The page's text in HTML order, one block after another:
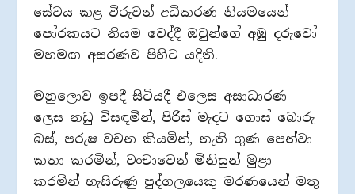
සේවය කළ විරුවන් අධිකරණ නියමයෙන්
පෝරකයට නියම වෙද්දී ඔවුන්ගේ අඹු දරුවෝ
මහමඟ අසරණව පිහිට යදිති.
මනුලොව ඉපදී සිටියදී එලෙස අසාධාරණ
ලෙස නඩු විසඳමින්, පිරිස් මැදට ගොස් බොරු
බස්, පරුෂ වචන කියමින්, නැති ගුණ පෙන්වා
කතා කරමින්, වංචාවෙන් මිනිසුන් මුළා
කරමින් හැසිරුණු පුද්ගලයෙකු මරණයෙන් මතු